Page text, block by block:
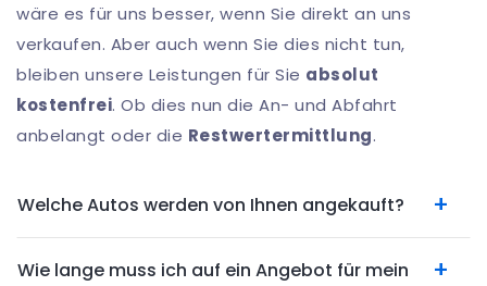
wäre es für uns besser, wenn Sie direkt an uns
verkaufen. Aber auch wenn Sie dies nicht tun,
bleiben unsere Leistungen für Sie absolut
kostenfrei. Ob dies nun die An- und Abfahrt
anbelangt oder die Restwertermittlung.
Welche Autos werden von Ihnen angekauft?
Wie lange muss ich auf ein Angebot für mein